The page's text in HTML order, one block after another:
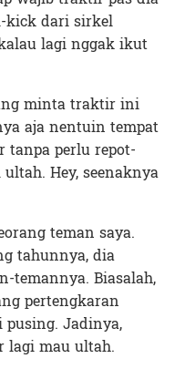
kick dari sirkel
lagi nggak ikut
minta traktir ini
aja nentuin tempat
perlu repot-
Hey, seenaknya
teman saya.
tahunnya, dia
temannya. Biasalah,
pertengkaran
Jadinya,
lagi mau ultah.